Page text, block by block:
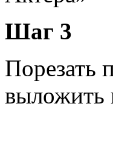
Шаг 3
Порезать
выложить